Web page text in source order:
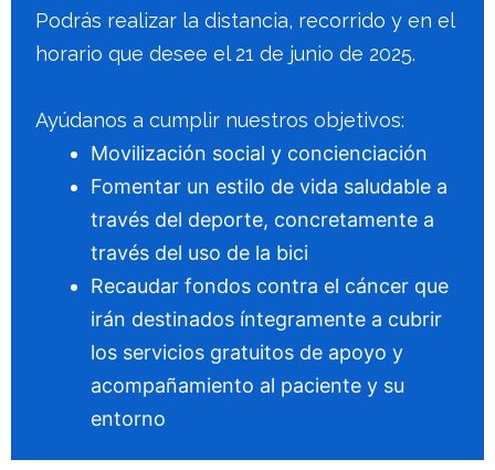
Podrás realizar la distancia, recorrido y en el
horario que desee el 21 de junio de 2025.
Ayúdanos a cumplir nuestros objetivos:
Movilización social y concienciación
Fomentar un estilo de vida saludable a
través del deporte, concretamente a
través del uso de la bici
Recaudar fondos contra el cáncer que
irán destinados íntegramente a cubrir
los servicios gratuitos de apoyo y
acompañamiento al paciente y su
entorno